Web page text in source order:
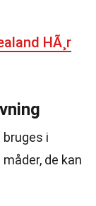
HÃ¸r
bruges i
de kan